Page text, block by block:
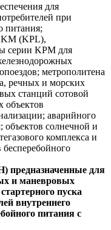
для
при
питания;
(KPL),
серии KPM для
метрополитена
речных и морских
станций сотовой
объектов
аварийного
объектов солнечной и
комплекса и
бесперебойного
предназначенные для
и маневровых
пуска
внутреннего
питания с